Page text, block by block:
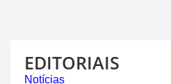
EDITORIAIS
Notícias